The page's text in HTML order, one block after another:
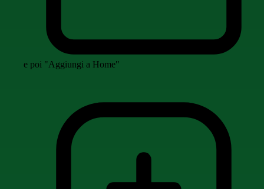
e poi "Aggiungi a Home"